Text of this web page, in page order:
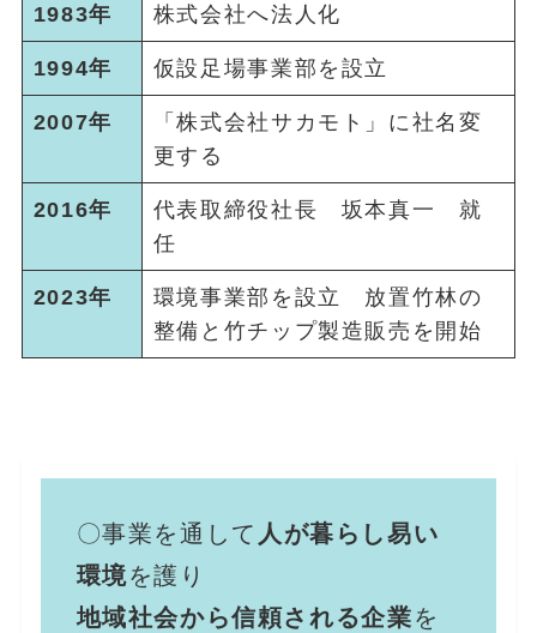
1983年 株式会社へ法人化
1994年 仮設足場事業部を設立
2007年
「株式会社サカモト」に社名変
更する
2016年
代表取締役社長 坂本真一 就
任
2023年
環境事業部を設立 放置竹林の
整備と竹チップ製造販売を開始
〇事業を通して 人が暮らし易い
環境を護り
地域社会から信頼される企業を